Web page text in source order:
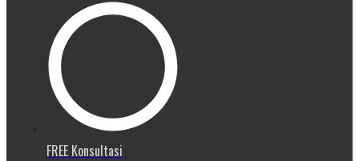
FREE Konsultasi